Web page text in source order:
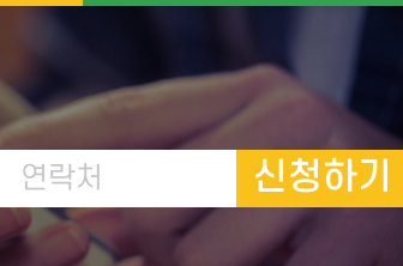
신청하기